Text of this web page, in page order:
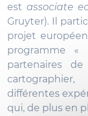
est associate
Gruyter). Il
projet
programme «
partenaires
différentes
qui, de plus en